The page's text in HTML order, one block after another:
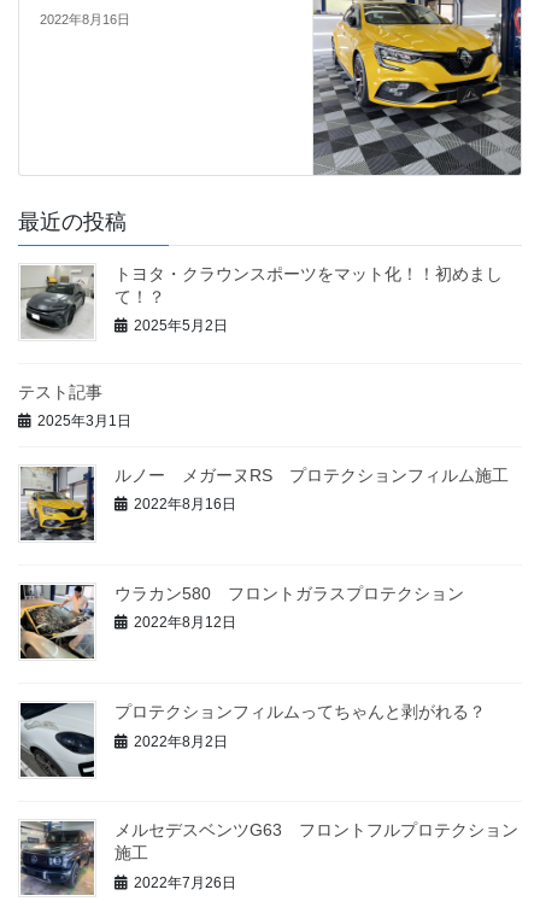
2022年8月16日
最近の投稿
トヨタ・クラウンスポーツをマット化！！初めまし
て！？
2025年5月2日
テスト記事
2025年3月1日
ルノー メガーヌRS プロテクションフィルム施工
2022年8月16日
ウラカン580 フロントガラスプロテクション
2022年8月12日
プロテクションフィルムってちゃんと剥がれる？
2022年8月2日
メルセデスベンツG63 フロントフルプロテクション
施工
2022年7月26日